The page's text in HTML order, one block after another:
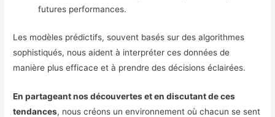
futures performances.
Les modèles prédictifs, souvent basés sur des algorithmes
sophistiqués, nous aident à interpréter ces données de
manière plus efficace et à prendre des décisions éclairées.
En partageant nos découvertes et en discutant de ces
tendances, nous créons un environnement où chacun se sent